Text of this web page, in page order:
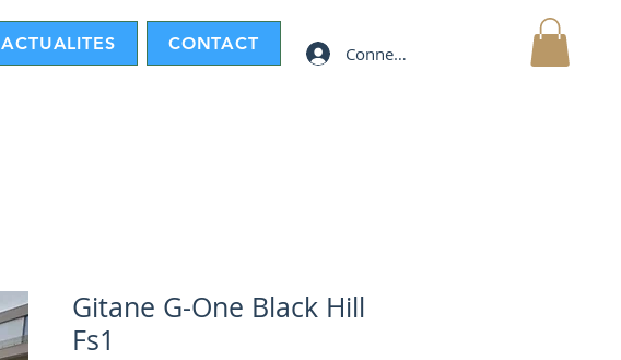
ACTUALITES CONTACT Connexion
Gitane G-One Black Hill
Fs1